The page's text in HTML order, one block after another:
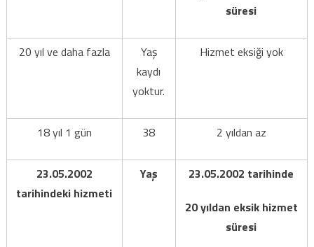
süresi
20 yıl ve daha fazla
Yaş
kaydı
yoktur.
Hizmet eksiği yok
18 yıl 1 gün 38 2 yıldan az
23.05.2002
tarihindeki hizmeti
Yaş
23.05.2002 tarihinde
20 yıldan eksik hizmet
süresi